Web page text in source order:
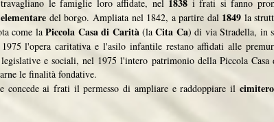
le famiglie loro affidate, nel 1838 i frati si fanno
del borgo. Ampliata nel 1842, a partire dal 1849 la
come laPiccola Casa di Carità(laCita Ca) di via Stradella, in
l'opera caritativa e l'asilo infantile restano affidati alle
e sociali, nel 1975 l'intero patrimonio della Piccola
le finalità fondative.
concede ai frati il permesso di ampliare e raddoppiare il